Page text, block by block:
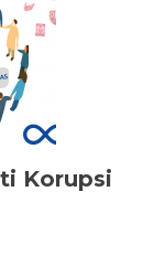
Korupsi